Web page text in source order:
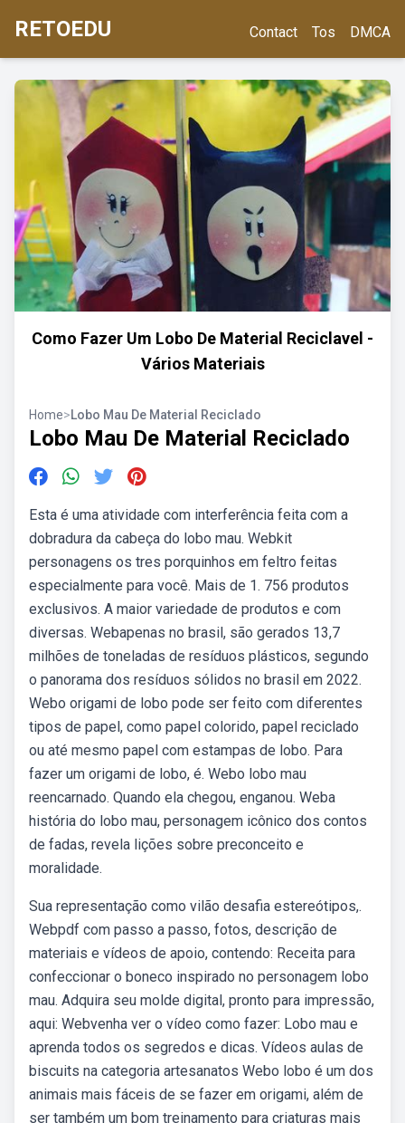
RETOEDU Contact Tos DMCA
Como Fazer Um Lobo De Material Reciclavel -
Vários Materiais
Home>Lobo Mau De Material Reciclado
Lobo Mau De Material Reciclado
Esta é uma atividade com interferência feita com a
dobradura da cabeça do lobo mau. Webkit
personagens os tres porquinhos em feltro feitas
especialmente para você. Mais de 1. 756 produtos
exclusivos. A maior variedade de produtos e com
diversas. Webapenas no brasil, são gerados 13,7
milhões de toneladas de resíduos plásticos, segundo
o panorama dos resíduos sólidos no brasil em 2022.
Webo origami de lobo pode ser feito com diferentes
tipos de papel, como papel colorido, papel reciclado
ou até mesmo papel com estampas de lobo. Para
fazer um origami de lobo, é. Webo lobo mau
reencarnado. Quando ela chegou, enganou. Weba
história do lobo mau, personagem icônico dos contos
de fadas, revela lições sobre preconceito e
moralidade.
Sua representação como vilão desafia estereótipos,.
Webpdf com passo a passo, fotos, descrição de
materiais e vídeos de apoio, contendo: Receita para
confeccionar o boneco inspirado no personagem lobo
mau. Adquira seu molde digital, pronto para impressão,
aqui: Webvenha ver o vídeo como fazer: Lobo mau e
aprenda todos os segredos e dicas. Vídeos aulas de
biscuits na categoria artesanatos Webo lobo é um dos
animais mais fáceis de se fazer em origami, além de
ser também um bom treinamento para criaturas mais